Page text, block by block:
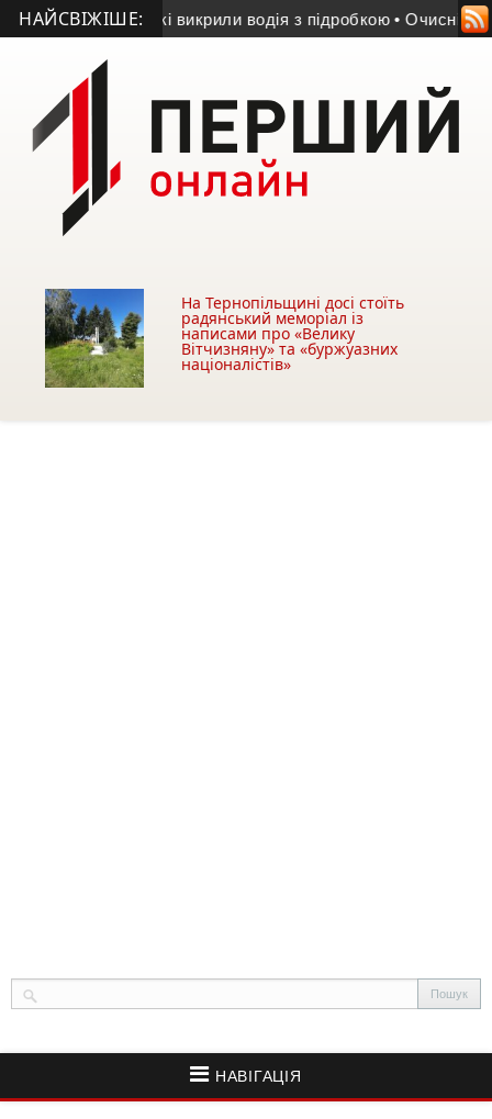
НАЙСВІЖІШЕ:
поліцейські викрили водія з підробкою • Очисні споруди
На Тернопільщині досі стоїть
радянський меморіал із
написами про «Велику
Вітчизняну» та «буржуазних
націоналістів»
НАВІГАЦІЯ